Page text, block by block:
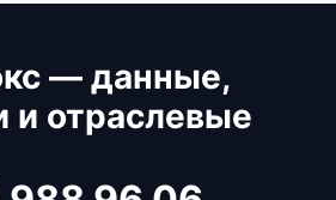
— данные,
и отраслевые